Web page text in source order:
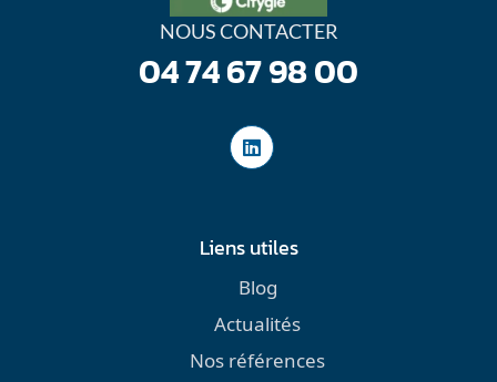
NOUS CONTACTER
04 74 67 98 00
Liens utiles
Blog
Actualités
Nos références